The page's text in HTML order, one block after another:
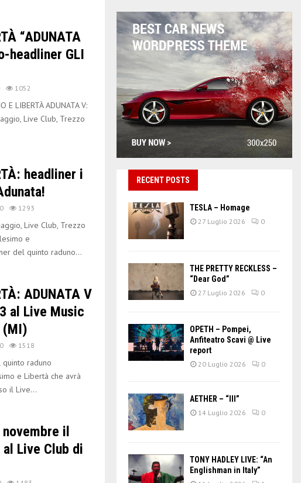
“ADUNATA
headliner GLI
1052
E LIBERTÀ ADUNATA V:
Live Club, Trezzo
headliner i
0 1293
Live Club, Trezzo
e
del quinto raduno...
ADUNATA V
al Live Music
(MI)
0 1518
quinto raduno
e Libertà che avrà
il Live...
il
Live Club di
RECENT POSTS
TESLA – Homage
27 Luglio 2026 0
THE PRETTY RECKLESS –
“Dear God”
27 Luglio 2026 0
OPETH – Pompei,
Anfiteatro Scavi @ Live
report
20 Luglio 2026 0
AETHER – “III”
14 Luglio 2026 0
TONY HADLEY LIVE: “An
Englishman in Italy”